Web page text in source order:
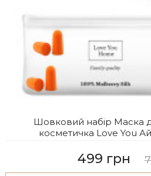
Шовковий набір Маска
косметичка Love You
499 грн